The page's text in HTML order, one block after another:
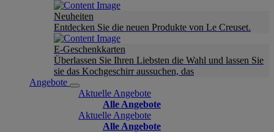
Neuheiten
Entdecken Sie die neuen Produkte von Le Creuset.
E-Geschenkkarten
Überlassen Sie Ihren Liebsten die Wahl und lassen Sie
sie das Kochgeschirr aussuchen, das
Angebote
Aktuelle Angebote
Alle Angebote
Aktuelle Angebote
Alle Angebote